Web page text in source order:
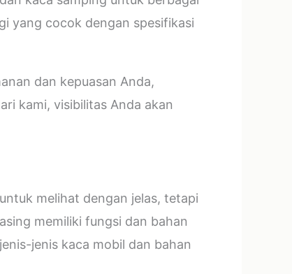
yang cocok dengan spesifikasi
dan kepuasan Anda,
kami, visibilitas Anda akan
melihat dengan jelas, tetapi
memiliki fungsi dan bahan
jenis kaca mobil dan bahan